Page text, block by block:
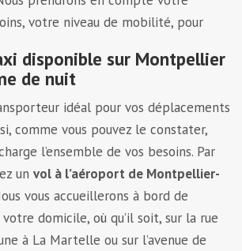
votre niveau de mobilité, pour
disponible sur Montpellier
de nuit
idéal pour vos déplacements
comme vous pouvez le constater,
l’ensemble de vos besoins. Par
un vol à l’aéroport de Montpellier-
vous accueillerons à bord de
domicile, où qu’il soit, sur la rue
à La Martelle ou sur l’avenue de